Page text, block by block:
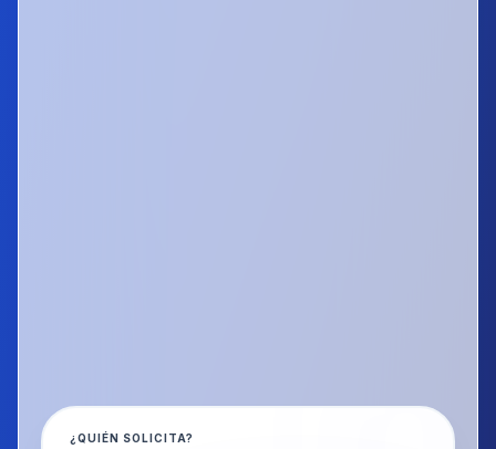
¿QUIÉN SOLICITA?